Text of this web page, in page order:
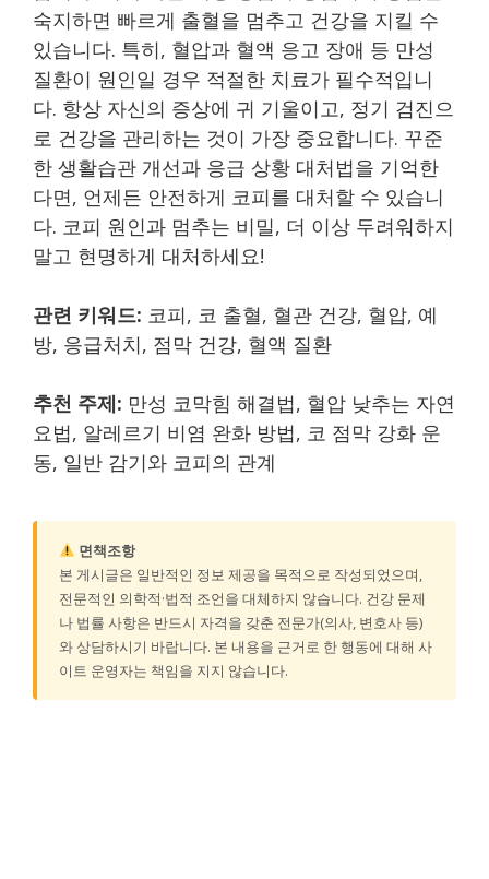
숙지하면 빠르게 출혈을 멈추고 건강을 지킬 수
있습니다. 특히, 혈압과 혈액 응고 장애 등 만성
질환이 원인일 경우 적절한 치료가 필수적입니
다. 항상 자신의 증상에 귀 기울이고, 정기 검진으
로 건강을 관리하는 것이 가장 중요합니다. 꾸준
한 생활습관 개선과 응급 상황 대처법을 기억한
다면, 언제든 안전하게 코피를 대처할 수 있습니
다. 코피 원인과 멈추는 비밀, 더 이상 두려워하지
말고 현명하게 대처하세요!
관련 키워드: 코피, 코 출혈, 혈관 건강, 혈압, 예
방, 응급처치, 점막 건강, 혈액 질환
추천 주제: 만성 코막힘 해결법, 혈압 낮추는 자연
요법, 알레르기 비염 완화 방법, 코 점막 강화 운
동, 일반 감기와 코피의 관계
면책조항
본 게시글은 일반적인 정보 제공을 목적으로 작성되었으며,
전문적인 의학적·법적 조언을 대체하지 않습니다. 건강 문제
나 법률 사항은 반드시 자격을 갖춘 전문가(의사, 변호사 등)
와 상담하시기 바랍니다. 본 내용을 근거로 한 행동에 대해 사
이트 운영자는 책임을 지지 않습니다.